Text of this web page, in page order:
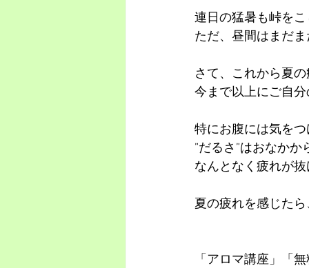
連日の猛暑も峠を
ただ、昼間はまだ
さて、これから夏
今まで以上にご自
特にお腹には気をつ
”だるさ”はおなかか
なんとなく疲れが
夏の疲れを感じたら
「アロマ講座」「